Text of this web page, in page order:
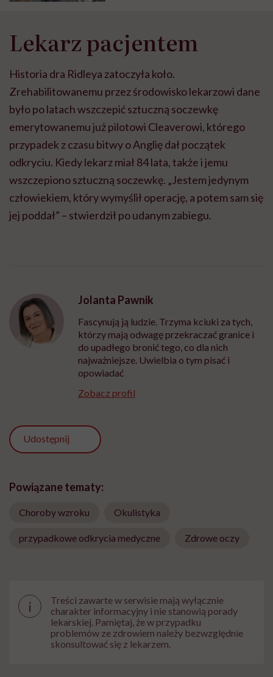
Lekarz pacjentem
Historia dra Ridleya zatoczyła koło.
Zrehabilitowanemu przez środowisko lekarzowi dane
było po latach wszczepić sztuczną soczewkę
emerytowanemu już pilotowi Cleaverowi, którego
przypadek z czasu bitwy o Anglię dał początek
odkryciu. Kiedy lekarz miał 84 lata, także i jemu
wszczepiono sztuczną soczewkę. „Jestem jedynym
człowiekiem, który wymyślił operację, a potem sam się
jej poddał” – stwierdził po udanym zabiegu.
Jolanta Pawnik
Fascynują ją ludzie. Trzyma kciuki za tych,
którzy mają odwagę przekraczać granice i
do upadłego bronić tego, co dla nich
najważniejsze. Uwielbia o tym pisać i
opowiadać
Zobacz profil
Udostępnij
Powiązane tematy:
Choroby wzroku Okulistyka
przypadkowe odkrycia medyczne Zdrowe oczy
i
Treści zawarte w serwisie mają wyłącznie
charakter informacyjny i nie stanowią porady
lekarskiej. Pamiętaj, że w przypadku
problemów ze zdrowiem należy bezwzględnie
skonsultować się z lekarzem.